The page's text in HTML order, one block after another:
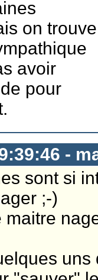
on trouve
avoir
pour
-
sont si
;-)
maitre